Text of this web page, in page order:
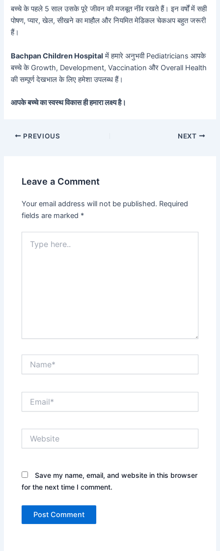
बच्चे के पहले 5 साल उसके पूरे जीवन की मजबूत नींव रखते हैं। इन वर्षों में सही
पोषण, प्यार, खेल, सीखने का माहौल और नियमित मेडिकल चेकअप बहुत जरूरी
हैं।
Bachpan Children Hospital में हमारे अनुभवी Pediatricians आपके
बच्चे के Growth, Development, Vaccination और Overall Health
की सम्पूर्ण देखभाल के लिए हमेशा उपलब्ध हैं।
आपके बच्चे का स्वस्थ विकास ही हमारा लक्ष्य है।
PREVIOUS NEXT
Leave a Comment
Your email address will not be published. Required
fields are marked *
here..
Save my name, email, and website in this browser
for the next time I comment.